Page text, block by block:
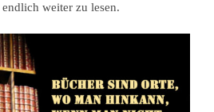
weiter zu lesen.